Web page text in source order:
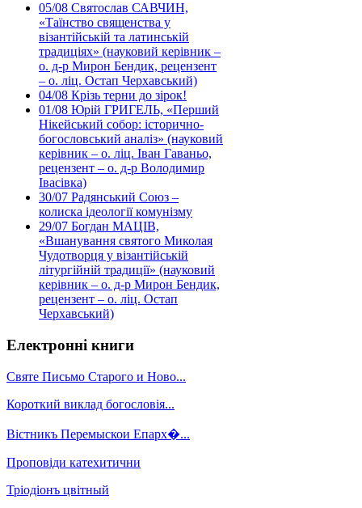
05/08 Святослав САВЧИН,
«Таїнство священства у
візантійській та латинській
традиціях» (науковий керівник –
о. д-р Мирон Бендик, рецензент
– о. ліц. Остап Черхавський)
04/08 Крізь терни до зірок!
01/08 Юрій ГРИГЕЛЬ, «Перший
Нікейський собор: історично-
богословський аналіз» (науковий
керівник – о. ліц. Іван Гаваньо,
рецензент – о. д-р Володимир
Івасівка)
30/07 Радянський Союз –
колиска ідеології комунізму
29/07 Богдан МАЦІВ,
«Вшанування святого Миколая
Чудотворця у візантійській
літургійній традиції» (науковий
керівник – о. д-р Мирон Бендик,
рецензент – о. ліц. Остап
Черхавський)
Електронні книги
Святе Письмо Старого и Ново...
Короткий виклад богословія...
Вістникъ Перемыскои Епарх�...
Проповіди катехитични
Тріодіонъ цвітный